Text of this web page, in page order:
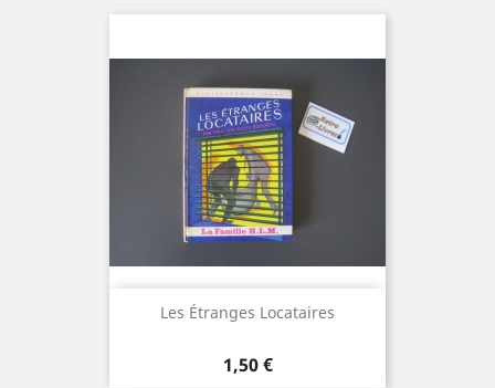
Les Étranges Locataires
Prix
1,50 €